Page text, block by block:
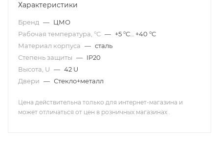
Характеристики
Бренд — ЦМО
Рабочая температура, °С — +5 °С… +40 °С
Материал корпуса — сталь
Степень защиты — IP20
Высота, U — 42 U
Двери — Стекло+металл
Цена действительна только для интернет-магазина и
может отличаться от цен в розничных магазинах .